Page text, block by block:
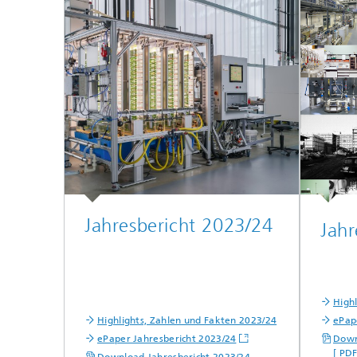
Jahresbericht 2023/24
Highlights, Zahlen und Fakten 2023/24
ePaper Jahresbericht 2023/24
[